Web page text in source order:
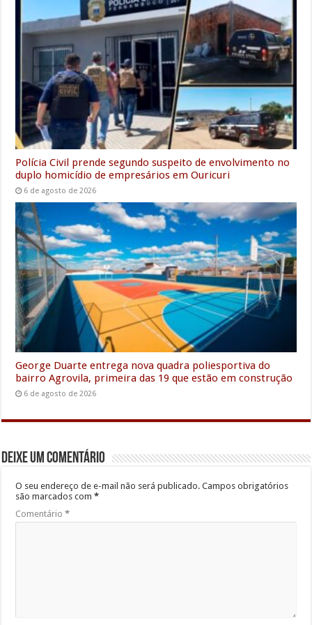
Polícia Civil prende segundo suspeito de envolvimento no
duplo homicídio de empresários em Ouricuri
6 de agosto de 2026
George Duarte entrega nova quadra poliesportiva do
bairro Agrovila, primeira das 19 que estão em construção
6 de agosto de 2026
Deixe um comentário
O seu endereço de e-mail não será publicado. Campos obrigatórios
são marcados com*
Comentário*